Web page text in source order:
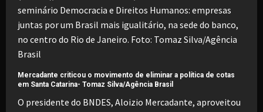
Mercadante criticou o movimento de eliminar a política de cotas
em Santa Catarina- Tomaz Silva/Agência Brasil
O presidente do BNDES, Aloizio Mercadante, aproveitou